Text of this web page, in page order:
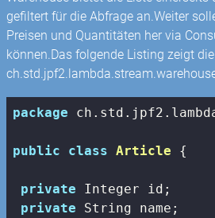
gefiltert für die Abfrage an.Weiter
Preisen und Quantitäten her via
können.Das folgende Listing zeigt
package
public class Article {
private Integer id;
private String name;